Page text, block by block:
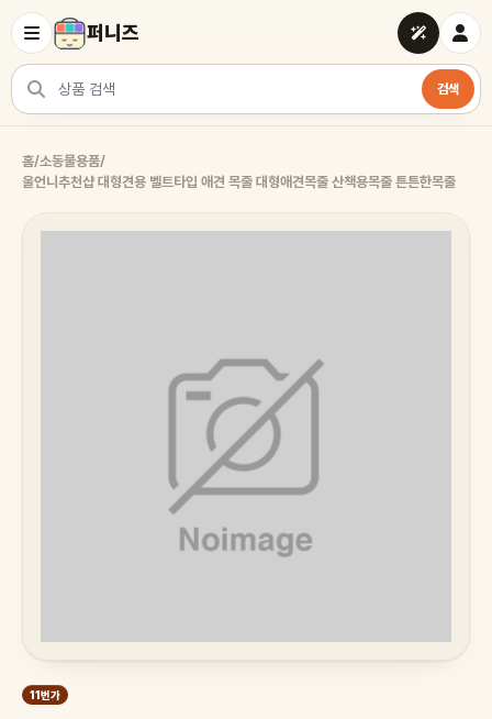
퍼니즈
상품 검색
검색
홈/소동물용품/
울언니추천샵 대형견용 벨트타입 애견 목줄 대형애견목줄 산책용목줄 튼튼한목줄
11번가